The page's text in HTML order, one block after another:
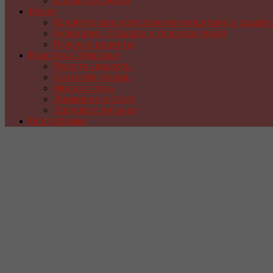
Кухня
Кондитерское искусство из марципана и
Кулинария. Сладкая и красивая кухня
Вкусные рецепты
Красота и Здоровье
Рецепты красоты
Сам себе лекарь
Мода и стиль
Движение и спорт
Здоровое питание
Все рубрики